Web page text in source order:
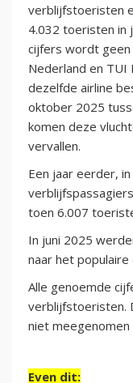
verblijfstoeristen
4.032 toeristen in
cijfers wordt geen
Nederland en TUI
dezelfde airline
oktober 2025
komen deze
vervallen.
Een jaar eerder,
toen 6.007
In juni 2025
naar het
Alle genoemde
verblijfstoeristen.
niet meegenomen
Even dit: